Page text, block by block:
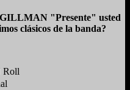
GILLMAN "Presente" usted
clásicos de la banda?
Roll